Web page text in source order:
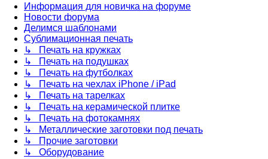
Информация для новичка на форуме
Новости форума
Делимся шаблонами
Сублимационная печать
↳ Печать на кружках
↳ Печать на подушках
↳ Печать на футболках
↳ Печать на чехлах iPhone / iPad
↳ Печать на тарелках
↳ Печать на керамической плитке
↳ Печать на фотокамнях
↳ Металлические заготовки под печать
↳ Прочие заготовки
↳ Оборудование